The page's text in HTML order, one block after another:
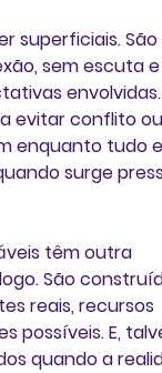
superficiais. São
sem escuta
evitar conflito
enquanto tudo
surge
têm outra
São
reais, recursos
possíveis. E,
quando a